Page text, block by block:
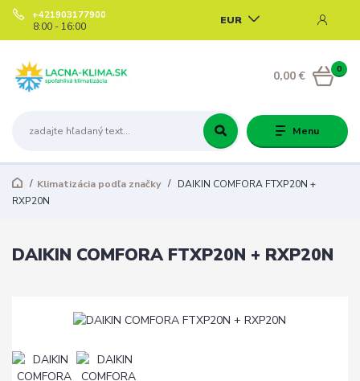
Menu
EUR
+421903177900
8:00 - 16:00
0
0,00 €
Klimatizácia podľa značky
DAIKIN COMFORA FTXP20N +
RXP20N
DAIKIN COMFORA FTXP20N + RXP20N